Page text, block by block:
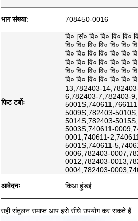
भाग संख्या: 708450-0016
फिट टर्बोः
वि० [सं० वि० वि० वि० वि०
वि० वि० वि० वि० वि० वि०
वि० वि० वि० वि० वि० वि०
वि० वि० वि० वि० वि० वि०
वि० वि० वि० वि० वि० वि०
वि० वि० वि० वि० वि०
13,782403-
6,782403-7,782403-
5009S,782403-
5014S,782403-
5003S,740611-
0001,740611-
5001S,740611-
0006,782403-
0012,782403-
0004,782403-
आवेदनः
किआ हुंडई
सही संतुलन समाप्त.आप इसे सीधे उपयोग कर सकते हैं.